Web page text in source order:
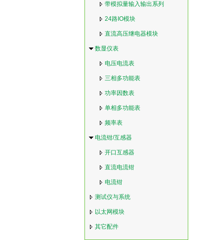
带模拟量输入输出系列
24路IO模块
直流高压继电器模块
数显仪表
电压电流表
三相多功能表
功率因数表
单相多功能表
频率表
电流钳/互感器
开口互感器
直流电流钳
电流钳
测试仪与系统
以太网模块
其它配件